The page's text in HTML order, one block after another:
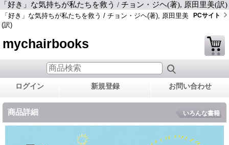
「好き」な気持ちが私たちを救う / チョン・ジヘ(著), 原田里美(訳)
「好き」な気持ちが私たちを救う / チョン・ジヘ(著), 原田里美
(訳)
PCサイト
mychairbooks
ログイン 新規登録 お問い合わせ
商品詳細 いろんな書籍